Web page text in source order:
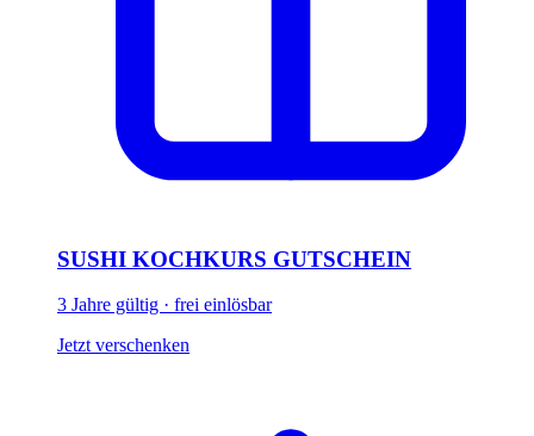
SUSHI KOCHKURS GUTSCHEIN
3 Jahre gültig · frei einlösbar
Jetzt verschenken